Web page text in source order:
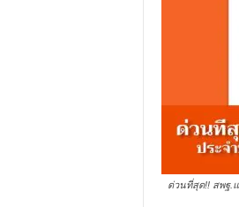
ด่วนที่สุด!! สพฐ.